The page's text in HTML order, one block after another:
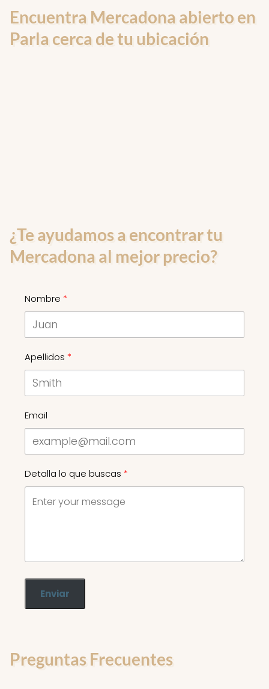
Encuentra Mercadona abierto en
Parla cerca de tu ubicación
¿Te ayudamos a encontrar tu
Mercadona al mejor precio?
Nombre
Apellidos
Email
Detalla lo que buscas
Enviar
Preguntas Frecuentes